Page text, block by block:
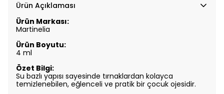
Ürün Açıklaması
Ürün Markası:
Martinelia
Ürün Boyutu:
4 ml
Özet Bilgi:
Su bazlı yapısı sayesinde tırnaklardan kolayca
temizlenebilen, eğlenceli ve pratik bir çocuk ojesidir.